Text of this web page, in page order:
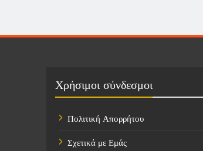
Χρήσιμοι σύνδεσμοι
Πολιτική Απορρήτου
Σχετικά με Εμάς